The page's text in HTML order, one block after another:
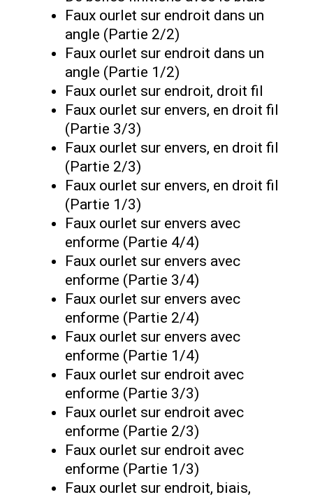
Faux ourlet sur endroit dans un
angle (Partie 2/2)
Faux ourlet sur endroit dans un
angle (Partie 1/2)
Faux ourlet sur endroit, droit fil
Faux ourlet sur envers, en droit fil
(Partie 3/3)
Faux ourlet sur envers, en droit fil
(Partie 2/3)
Faux ourlet sur envers, en droit fil
(Partie 1/3)
Faux ourlet sur envers avec
enforme (Partie 4/4)
Faux ourlet sur envers avec
enforme (Partie 3/4)
Faux ourlet sur envers avec
enforme (Partie 2/4)
Faux ourlet sur envers avec
enforme (Partie 1/4)
Faux ourlet sur endroit avec
enforme (Partie 3/3)
Faux ourlet sur endroit avec
enforme (Partie 2/3)
Faux ourlet sur endroit avec
enforme (Partie 1/3)
Faux ourlet sur endroit, biais,